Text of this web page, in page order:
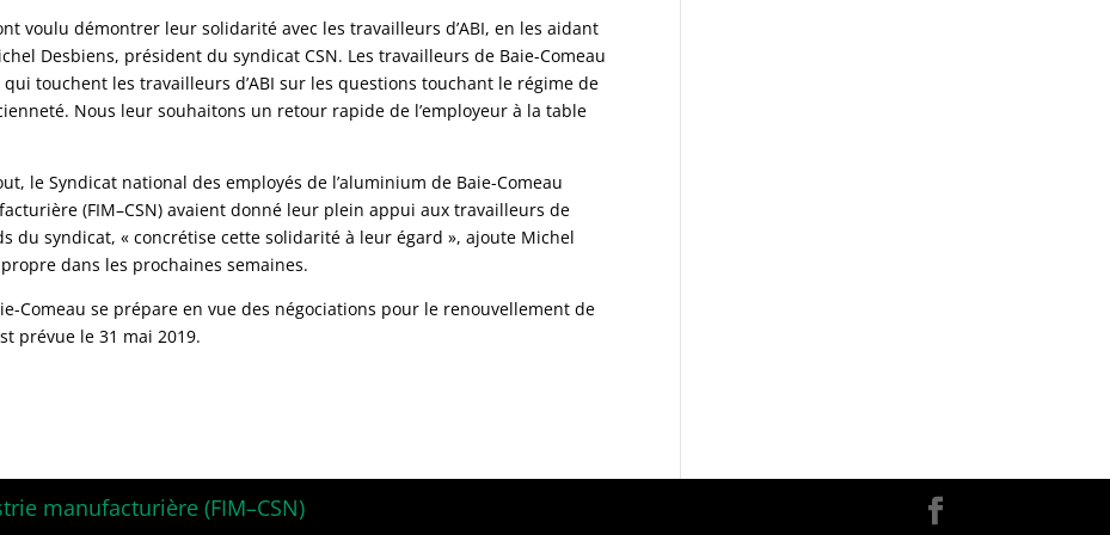
voulu démontrer leur solidarité avec les travailleurs d’ABI, en les aidant
Desbiens, président du syndicat CSN. Les travailleurs de Baie-Comeau
touchent les travailleurs d’ABI sur les questions touchant le régime de
Nous leur souhaitons un retour rapide de l’employeur à la table
le Syndicat national des employés de l’aluminium de Baie-Comeau
(FIM–CSN) avaient donné leur plein appui aux travailleurs de
du syndicat, « concrétise cette solidarité à leur égard », ajoute Michel
dans les prochaines semaines.
Comeau se prépare en vue des négociations pour le renouvellement de
prévue le 31 mai 2019.
manufacturière (FIM–CSN)